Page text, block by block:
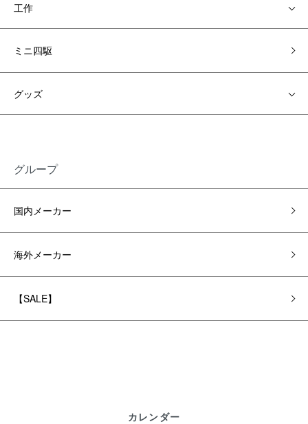
工作
ミニ四駆
グッズ
グループ
国内メーカー
海外メーカー
【SALE】
カレンダー